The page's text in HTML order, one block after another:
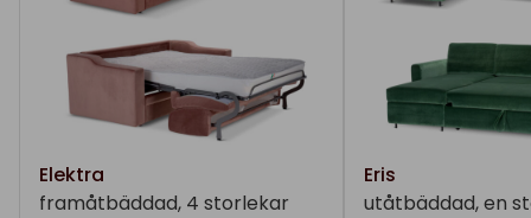
Elektra
framåtbäddad, 4 storlekar
Eris
utåtbäddad, en